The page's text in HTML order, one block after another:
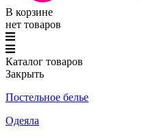
В корзине
нет товаров
Каталог товаров
Закрыть
Постельное белье
Одеяла